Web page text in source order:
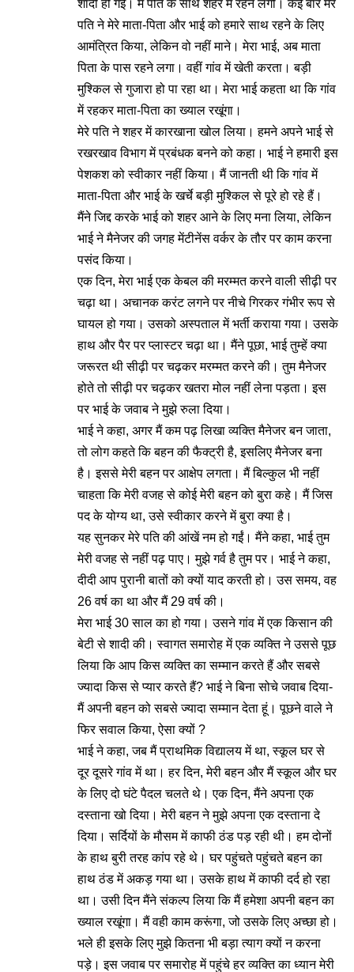
शादी हो गई। मैं पति के साथ शहर में रहने लगी। कई बार मेरे
पति ने मेरे माता-पिता और भाई को हमारे साथ रहने के लिए
आमंत्रित किया, लेकिन वो नहीं माने। मेरा भाई, अब माता
पिता के पास रहने लगा। वहीं गांव में खेती करता। बड़ी
मुश्किल से गुजारा हो पा रहा था। मेरा भाई कहता था कि गांव
में रहकर माता-पिता का ख्याल रखूंगा।
मेरे पति ने शहर में कारखाना खोल लिया। हमने अपने भाई से
रखरखाव विभाग में प्रबंधक बनने को कहा। भाई ने हमारी इस
पेशकश को स्वीकार नहीं किया। मैं जानती थी कि गांव में
माता-पिता और भाई के खर्चे बड़ी मुश्किल से पूरे हो रहे हैं।
मैंने जिद्द करके भाई को शहर आने के लिए मना लिया, लेकिन
भाई ने मैनेजर की जगह मेंटीनेंस वर्कर के तौर पर काम करना
पसंद किया।
एक दिन, मेरा भाई एक केबल की मरम्मत करने वाली सीढ़ी पर
चढ़ा था। अचानक करंट लगने पर नीचे गिरकर गंभीर रूप से
घायल हो गया। उसको अस्पताल में भर्ती कराया गया। उसके
हाथ और पैर पर प्लास्टर चढ़ा था। मैंने पूछा, भाई तुम्हें क्या
जरूरत थी सीढ़ी पर चढ़कर मरम्मत करने की। तुम मैनेजर
होते तो सीढ़ी पर चढ़कर खतरा मोल नहीं लेना पड़ता। इस
पर भाई के जवाब ने मुझे रुला दिया।
भाई ने कहा, अगर मैं कम पढ़ लिखा व्यक्ति मैनेजर बन जाता,
तो लोग कहते कि बहन की फैक्ट्री है, इसलिए मैनेजर बना
है। इससे मेरी बहन पर आक्षेप लगता। मैं बिल्कुल भी नहीं
चाहता कि मेरी वजह से कोई मेरी बहन को बुरा कहे। मैं जिस
पद के योग्य था, उसे स्वीकार करने में बुरा क्या है।
यह सुनकर मेरे पति की आंखें नम हो गईं। मैंने कहा, भाई तुम
मेरी वजह से नहीं पढ़ पाए। मुझे गर्व है तुम पर। भाई ने कहा,
दीदी आप पुरानी बातों को क्यों याद करती हो। उस समय, वह
26 वर्ष का था और मैं 29 वर्ष की।
मेरा भाई 30 साल का हो गया। उसने गांव में एक किसान की
बेटी से शादी की। स्वागत समारोह में एक व्यक्ति ने उससे पूछ
लिया कि आप किस व्यक्ति का सम्मान करते हैं और सबसे
ज्यादा किस से प्यार करते हैं? भाई ने बिना सोचे जवाब दिया-
मैं अपनी बहन को सबसे ज्यादा सम्मान देता हूं। पूछने वाले ने
फिर सवाल किया, ऐसा क्यों ?
भाई ने कहा, जब मैं प्राथमिक विद्यालय में था, स्कूल घर से
दूर दूसरे गांव में था। हर दिन, मेरी बहन और मैं स्कूल और घर
के लिए दो घंटे पैदल चलते थे। एक दिन, मैंने अपना एक
दस्ताना खो दिया। मेरी बहन ने मुझे अपना एक दस्ताना दे
दिया। सर्दियों के मौसम में काफी ठंड पड़ रही थी। हम दोनों
के हाथ बुरी तरह कांप रहे थे। घर पहुंचते पहुंचते बहन का
हाथ ठंड में अकड़ गया था। उसके हाथ में काफी दर्द हो रहा
था। उसी दिन मैंने संकल्प लिया कि मैं हमेशा अपनी बहन का
ख्याल रखूंगा। मैं वही काम करूंगा, जो उसके लिए अच्छा हो।
भले ही इसके लिए मुझे कितना भी बड़ा त्याग क्यों न करना
पड़े। इस जवाब पर समारोह में पहुंचे हर व्यक्ति का ध्यान मेरी